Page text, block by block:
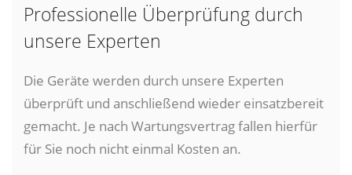
Professionelle Überprüfung durch
unsere Experten
Die Geräte werden durch unsere Experten
überprüft und anschließend wieder einsatzbereit
gemacht. Je nach Wartungsvertrag fallen hierfür
für Sie noch nicht einmal Kosten an.